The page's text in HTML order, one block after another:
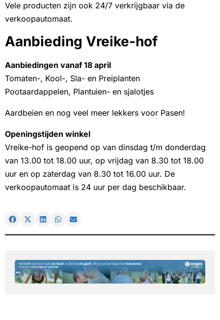
Vele producten zijn ook 24/7 verkrijgbaar via de
verkoopautomaat.
Aanbieding Vreike-hof
Aanbiedingen vanaf 18 april
Tomaten-, Kool-, Sla- en Preiplanten
Pootaardappelen, Plantuien- en sjalotjes
Aardbeien en nog veel meer lekkers voor Pasen!
Openingstijden winkel
Vreike-hof is geopend op van dinsdag t/m donderdag
van 13.00 tot 18.00 uur, op vrijdag van 8.30 tot 18.00
uur en op zaterdag van 8.30 tot 16.00 uur. De
verkoopautomaat is 24 uur per dag beschikbaar.